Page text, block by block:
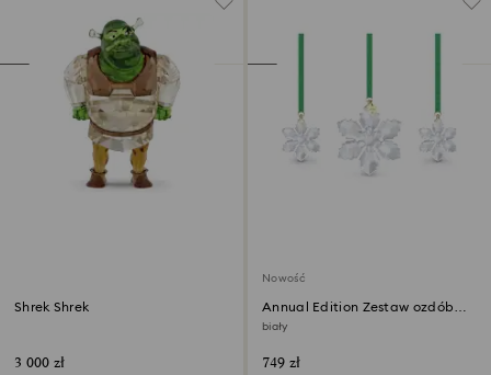
Shrek Shrek
3 000 zł
Nowość
Annual Edition Zestaw ozdób
2026
biały
749 zł